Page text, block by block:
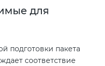
для
подготовки пакета
соответствие